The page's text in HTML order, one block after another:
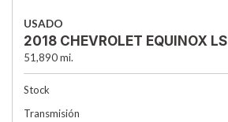
USADO
2018 CHEVROLET EQUINOX LS
51,890 mi.
Stock
Transmisión